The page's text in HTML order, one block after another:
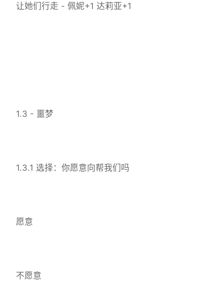
让她们行走 - 佩妮+1 达莉亚+1
1.3 - 噩梦
1.3.1 选择：你愿意向帮我们吗
愿意
不愿意